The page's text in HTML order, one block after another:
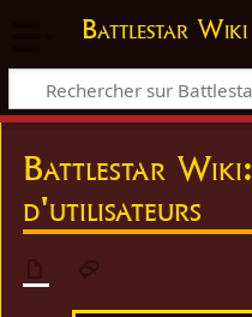
Battlestar Wiki
Battlestar Wiki:
d'utilisateurs